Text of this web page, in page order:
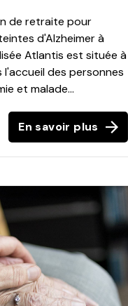
de retraite pour
d'Alzheimer à
Atlantis est située à
l'accueil des personnes
et malade...
En savoir plus